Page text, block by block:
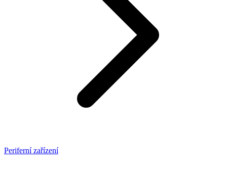
Periferní zařízení